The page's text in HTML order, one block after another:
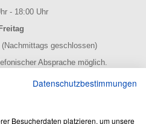
- 18:00 Uhr
Freitag
geschlossen)
Absprache möglich.
BY ERES Edition
Datenschutzbestimmungen
Besucherdaten platzieren, um unsere